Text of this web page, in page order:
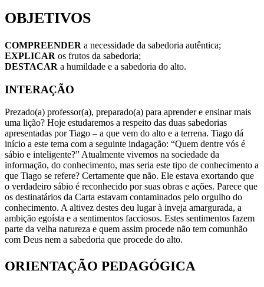
OBJETIVOS
COMPREENDER a necessidade da sabedoria autêntica;
EXPLICAR os frutos da sabedoria;
DESTACAR a humildade e a sabedoria do alto.
INTERAÇÃO
Prezado(a) professor(a), preparado(a) para aprender e ensinar mais
uma lição? Hoje estudaremos a respeito das duas sabedorias
apresentadas por Tiago – a que vem do alto e a terrena. Tiago dá
início a este tema com a seguinte indagação: “Quem dentre vós é
sábio e inteligente?” Atualmente vivemos na sociedade da
informação, do conhecimento, mas seria este tipo de conhecimento a
que Tiago se refere? Certamente que não. Ele estava exortando que
o verdadeiro sábio é reconhecido por suas obras e ações. Parece que
os destinatários da Carta estavam contaminados pelo orgulho do
conhecimento. A altivez destes deu lugar à inveja amargurada, a
ambição egoísta e a sentimentos facciosos. Estes sentimentos fazem
parte da velha natureza e quem assim procede não tem comunhão
com Deus nem a sabedoria que procede do alto.
ORIENTAÇÃO PEDAGÓGICA